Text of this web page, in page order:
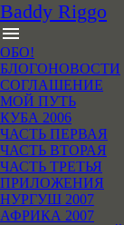
Baddy Riggo
menu
ОБО!
БЛОГОНОВОСТИ
СОГЛАШЕНИЕ
МОЙ ПУТЬ
КУБА 2006
ЧАСТЬ ПЕРВАЯ
ЧАСТЬ ВТОРАЯ
ЧАСТЬ ТРЕТЬЯ
ПРИЛОЖЕНИЯ
НУРГУШ 2007
АФРИКА 2007